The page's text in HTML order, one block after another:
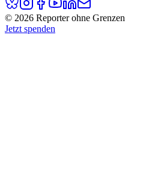
© 2026 Reporter ohne Grenzen
Jetzt spenden